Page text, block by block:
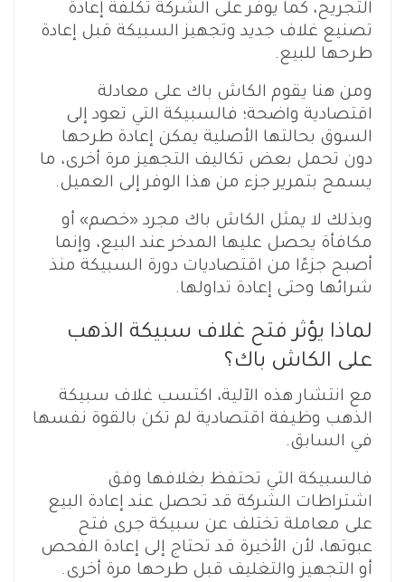
التجريح، كما يوفر على الشركة تكلفة إعادة
تصنيع غلاف جديد وتجهيز السبيكة قبل إعادة
طرحها للبيع.
ومن هنا يقوم الكاش باك على معادلة
اقتصادية واضحة؛ فالسبيكة التي تعود إلى
السوق بحالتها الأصلية يمكن إعادة طرحها
دون تحمل بعض تكاليف التجهيز مرة أخرى، ما
يسمح بتمرير جزء من هذا الوفر إلى العميل.
وبذلك لا يمثل الكاش باك مجرد «خصم» أو
مكافأة يحصل عليها المدخر عند البيع، وإنما
أصبح جزءًا من اقتصاديات دورة السبيكة منذ
شرائها وحتى إعادة تداولها.
لماذا يؤثر فتح غلاف سبيكة الذهب
على الكاش باك؟
مع انتشار هذه الآلية، اكتسب غلاف سبيكة
الذهب وظيفة اقتصادية لم تكن بالقوة نفسها
في السابق.
فالسبيكة التي تحتفظ بغلافها وفق
اشتراطات الشركة قد تحصل عند إعادة البيع
على معاملة تختلف عن سبيكة جرى فتح
عبوتها، لأن الأخيرة قد تحتاج إلى إعادة الفحص
أو التجهيز والتغليف قبل طرحها مرة أخرى.